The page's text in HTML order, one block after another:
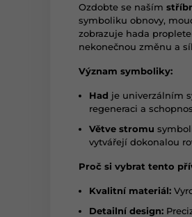
Ozdobte se naším
symboliku obnovy,
zobrazuje hada
nekonečnou změnu a
Význam symboliky:
Had je univerzálním
regeneraci a
Větve stromu
vytvářejí dokonalou
Proč si vybrat tento
Kvalitní materiál:
Detailní design: